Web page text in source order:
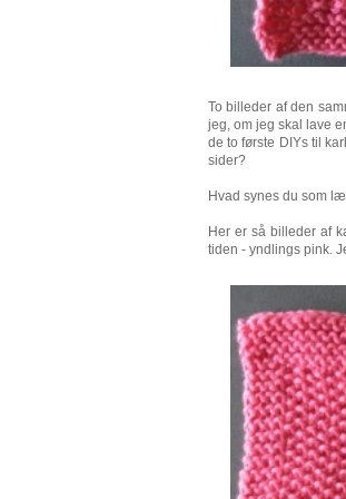
To billeder af den
jeg, om jeg skal lave
de to første DIYs til
sider?
Hvad synes du som
Her er så billeder af
tiden - yndlings pink.